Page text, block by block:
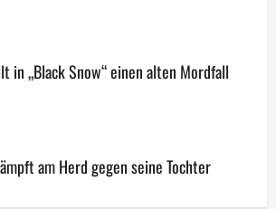
in „Black Snow“ einen alten Mordfall
am Herd gegen seine Tochter